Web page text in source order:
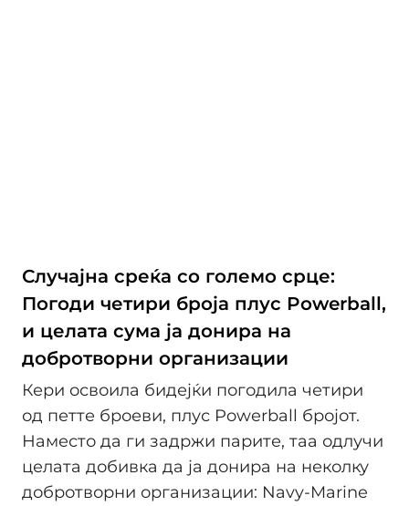
Случајна среќа со големо срце:
Погоди четири броја плус Powerball,
и целата сума ја донира на
добротворни организации
Кери освоила бидејќи погодила четири
од петте броеви, плус Powerball бројот.
Наместо да ги задржи парите, таа одлучи
целата добивка да ја донира на неколку
добротворни организации: Navy-Marine